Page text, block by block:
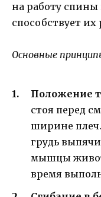
на работу
способствует
Основные
Положение
стоя перед
ширине
грудь
мышцы
время